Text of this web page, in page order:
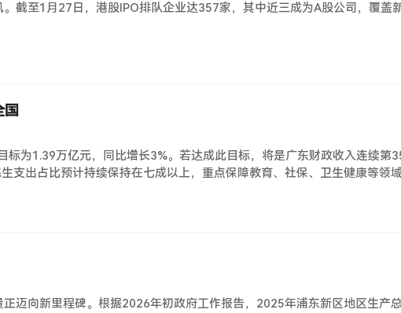
截至1月27日，港股IPO排队企业达357家，其中近三成为A股公司，覆盖
标为1.39万亿元，同比增长3%。若达成此目标，将是广东财政收入连续
出占比预计持续保持在七成以上，重点保障教育、社保、卫生健康等领
正迈向新里程碑。根据2026年初政府工作报告，2025年浦东新区地区生产